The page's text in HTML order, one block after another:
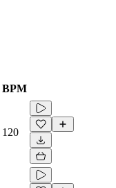
BPM
120